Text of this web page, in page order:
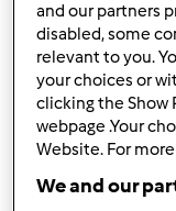
Iniciar
and our partners
disabled, some
relevant to you.
your choices or
clicking the Show
webpage .Your
Website. For
We and our